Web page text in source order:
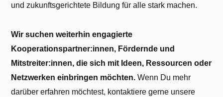
und zukunftsgerichtete Bildung für alle stark machen.
Wir suchen weiterhin engagierte
Kooperationspartner:innen, Fördernde und
Mitstreiter:innen, die sich mit Ideen, Ressourcen oder
Netzwerken einbringen möchten. Wenn Du mehr
darüber erfahren möchtest, kontaktiere gerne unsere